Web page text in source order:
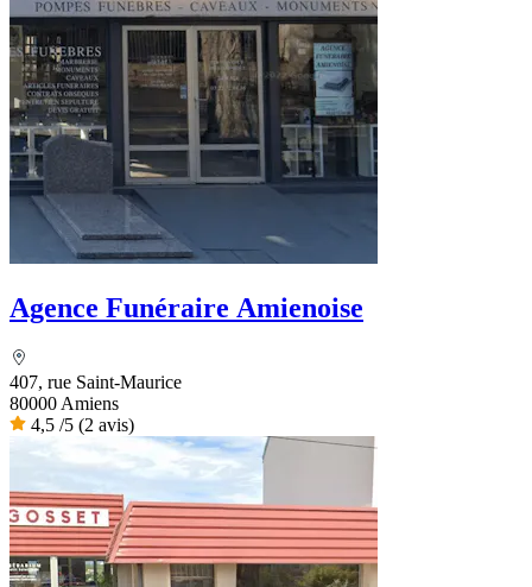
Agence Funéraire Amienoise
407, rue Saint-Maurice
80000 Amiens
4,5 /5 (2 avis)